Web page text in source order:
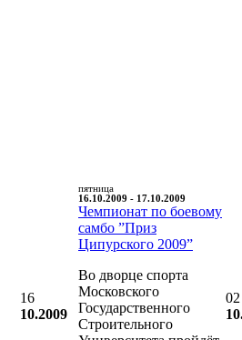
16
10.2009
пятница
16.10.2009 - 17.10.2009
Чемпионат по боевому
самбо ”Приз
Ципурского 2009”
Во дворце спорта
Московского
Государственного
Строительного
02